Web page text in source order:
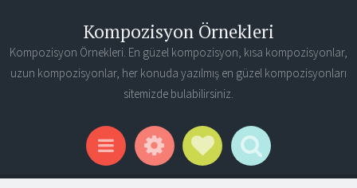
Kompozisyon Örnekleri
Kompozisyon Örnekleri. En güzel kompozisyon, kısa kompozisyonlar,
uzun kompozisyonlar, her konuda yazılmış en güzel kompozisyonları
sitemizde bulabilirsiniz.
Menu WidgetsSocial Links
Search